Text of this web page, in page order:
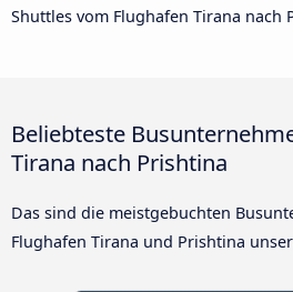
Shuttles vom Flughafen Tirana nach
Beliebteste
Tirana nach Prishtina
Das sind die meistgebuchten
Flughafen Tirana und Prishtina